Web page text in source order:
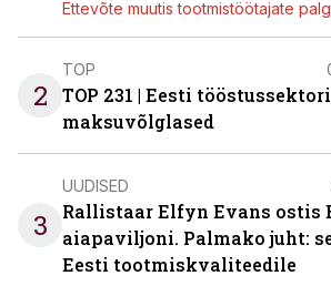
Ettevõte muutis tootmistöötajate
2
TOP
TOP 231 | Eesti
maksuvõlglased
3
UUDISED
Rallistaar Elfyn Evans ostis
aiapaviljoni. Palmako juht:
Eesti tootmiskvaliteedile